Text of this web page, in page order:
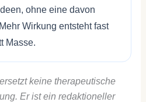
ohne eine davon
Wirkung entsteht fast
Masse.
keine therapeutische
Er ist ein redaktioneller